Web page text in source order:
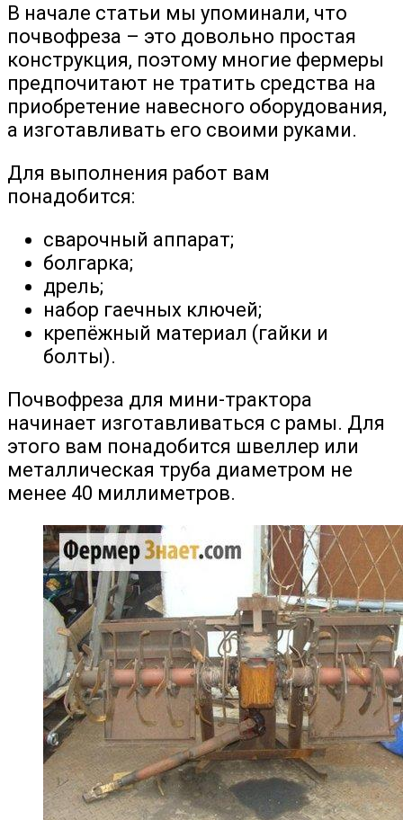
В начале статьи мы упоминали, что
почвофреза – это довольно простая
конструкция, поэтому многие фермеры
предпочитают не тратить средства на
приобретение навесного оборудования,
а изготавливать его своими руками.
Для выполнения работ вам
понадобится:
сварочный аппарат;
болгарка;
дрель;
набор гаечных ключей;
крепёжный материал (гайки и
болты).
Почвофреза для мини-трактора
начинает изготавливаться с рамы. Для
этого вам понадобится швеллер или
металлическая труба диаметром не
менее 40 миллиметров.